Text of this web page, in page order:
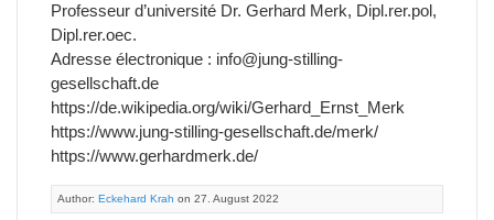
Professeur d’université Dr. Gerhard Merk, Dipl.rer.pol,
Dipl.rer.oec.
Adresse électronique : info@jung-stilling-
gesellschaft.de
https://de.wikipedia.org/wiki/Gerhard_Ernst_Merk
https://www.jung-stilling-gesellschaft.de/merk/
https://www.gerhardmerk.de/
Author: Eckehard Krah on 27. August 2022